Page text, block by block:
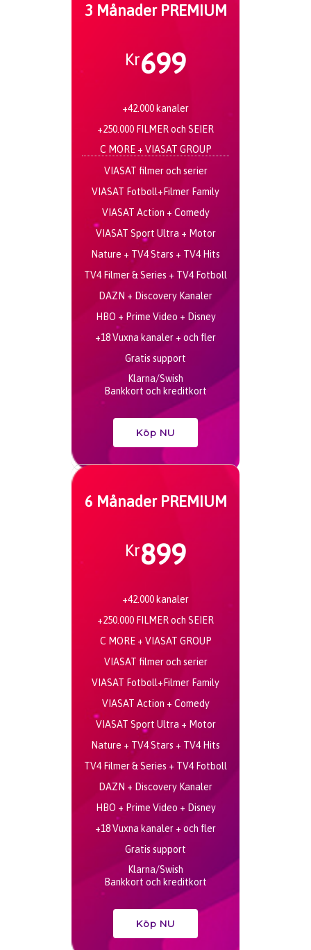
3 Månader PREMIUM
Kr699
+42.000 kanaler
+250.000 FILMER och SEIER
C MORE + VIASAT GROUP
VIASAT filmer och serier
VIASAT Fotboll+Filmer Family
VIASAT Action + Comedy
VIASAT Sport Ultra + Motor
Nature + TV4 Stars + TV4 Hits
TV4 Filmer & Series + TV4 Fotboll
DAZN + Discovery Kanaler
HBO + Prime Video + Disney
+18 Vuxna kanaler + och fler
Gratis support
Klarna/Swish
Bankkort och kreditkort
Köp NU
6 Månader PREMIUM
Kr899
+42.000 kanaler
+250.000 FILMER och SEIER
C MORE + VIASAT GROUP
VIASAT filmer och serier
VIASAT Fotboll+Filmer Family
VIASAT Action + Comedy
VIASAT Sport Ultra + Motor
Nature + TV4 Stars + TV4 Hits
TV4 Filmer & Series + TV4 Fotboll
DAZN + Discovery Kanaler
HBO + Prime Video + Disney
+18 Vuxna kanaler + och fler
Gratis support
Klarna/Swish
Bankkort och kreditkort
Köp NU